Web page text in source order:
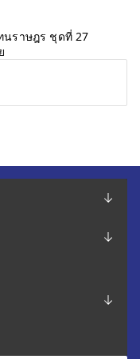
นราษฎร ชุดที่ 27